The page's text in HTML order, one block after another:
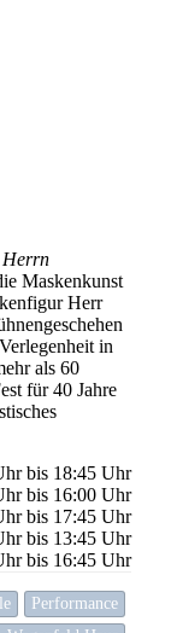
Herrn
Maskenkunst
Herr
in
als 60
für 40 Jahre
bis 18:45 Uhr
bis 16:00 Uhr
bis 17:45 Uhr
bis 13:45 Uhr
bis 16:45 Uhr
Performance